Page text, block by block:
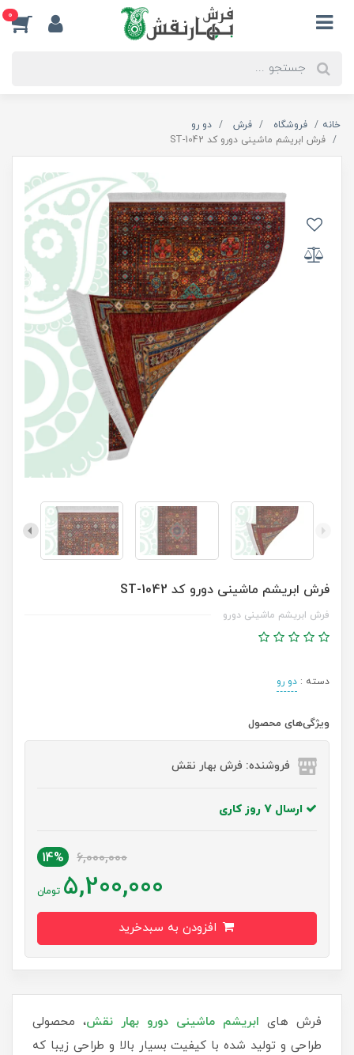
0
خانه فروشگاه فرش
دو رو
فرش ابریشم ماشینی دورو کد ST-1042
فرش ابریشم ماشینی دورو کد ST-1042
فرش ابریشم ماشینی دورو
دسته : دو رو
ویژگی‌های محصول
فروشنده: فرش بهار نقش
ارسال 7 روز کاری
6,000,000
14%
5,200,000 تومان
فرش های ابریشم ماشینی دورو بهار نقش، محصولی
طراحی و تولید شده با کیفیت بسیار بالا و طراحی زیبا که